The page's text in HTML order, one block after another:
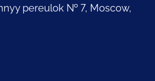
pereulok № 7, Moscow,